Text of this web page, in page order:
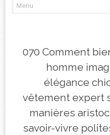
070 Comment
homme
élégance
vêtement expert
manières
savoir-vivre